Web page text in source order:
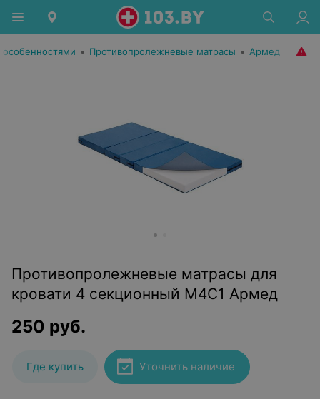
• Противопролежневые матрасы • Армед
Противопролежневые матрасы для
кровати 4 секционный М4С1 Армед
250 руб.
Где купить Уточнить наличие